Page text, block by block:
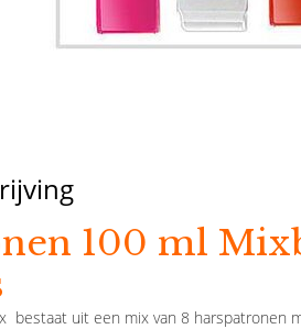
100 ml
bestaat uit een mix van 8 harspatronen